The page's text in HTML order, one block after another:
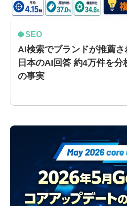
SEO
AI検索でブランドが推薦さ
日本のAI回答 約4万件を
の事実